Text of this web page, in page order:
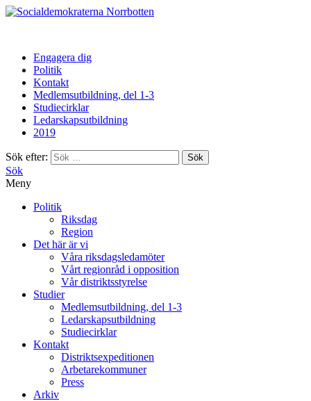
Norrbotten
Engagera dig
Politik
Kontakt
Medlemsutbildning, del 1-3
Studiecirklar
Ledarskapsutbildning
2019
Sök efter:
Sök
Meny
Politik
Riksdag
Region
Det här är vi
Våra riksdagsledamöter
Vårt regionråd i opposition
Vår distriktsstyrelse
Studier
Medlemsutbildning, del 1-3
Ledarskapsutbildning
Studiecirklar
Kontakt
Distriktsexpeditionen
Arbetarekommuner
Press
Arkiv